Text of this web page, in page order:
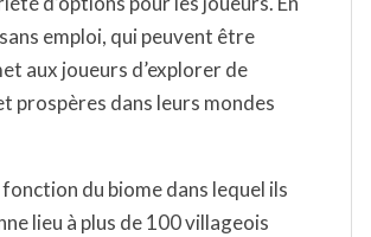
emploi, qui peuvent être
aux joueurs d’explorer de
prospères dans leurs mondes
du biome dans lequel ils
lieu à plus de 100 villageois